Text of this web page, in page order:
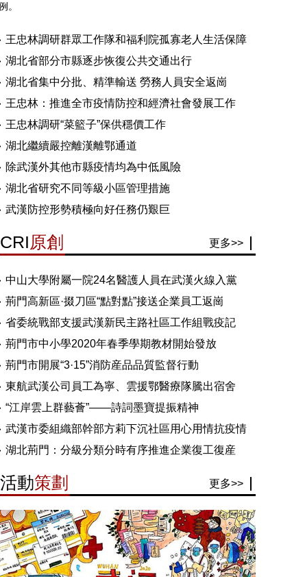
。
王忠林調研群眾工作隊和福利院孤寡老人生活保障
湖北省部分市縣逐步恢復公共交通出行
湖北省集中分批、精準輸送 勞務人員安全返崗
王忠林：推進全市疫情防控和經濟社會發展工作
王忠林調研“菜籃子”保供穩價工作
湖北繼續嚴控離漢離鄂通道
除武漢外其他市縣疫情均為中低風險
湖北省研究不同等級小區管理措施
武漢防控形勢積極向好任務仍艱巨
CRI原創 更多>>
中山大學附屬一院24名醫護人員在武漢火線入黨
荊門高新區·掇刀區“點對點”接送企業員工返崗
省委統戰部支援武漢新民主路社區工作組戰疫記
荊門市中小學2020年春季學期教材開始發放
荊門市開展“3·15”消防産品品質監督行動
東航武漢公司員工為寧、雲援鄂醫療隊騰出宿舍
“江岸雲上群藝薈”——詩詞墨寶提振精神
武漢市委組織部幹部方莉下沉社區用心用情抗疫情
湖北荊門：分級分類分時有序推進企業復工復産
活動策劃 更多>>